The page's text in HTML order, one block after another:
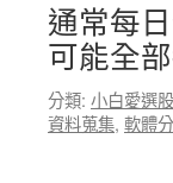
通常每
可能全
分類: 小白愛選股
資料蒐集, 軟體